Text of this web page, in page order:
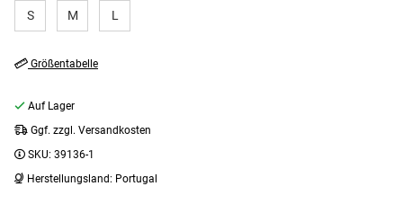
S M L
Größentabelle
Auf Lager
Ggf. zzgl. Versandkosten
SKU: 39136-1
Herstellungsland: Portugal